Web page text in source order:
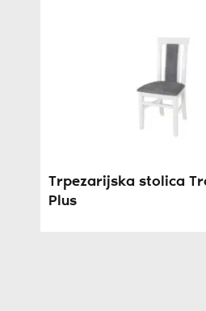
Trpezarijska stolica
Plus